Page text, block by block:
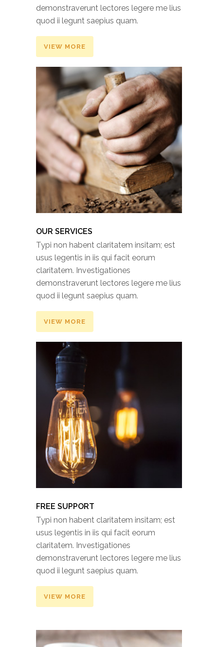
demonstraverunt lectores legere me lius
quod ii legunt saepius quam.
VIEW MORE
OUR SERVICES
Typi non habent claritatem insitam; est
usus legentis in iis qui facit eorum
claritatem. Investigationes
demonstraverunt lectores legere me lius
quod ii legunt saepius quam.
VIEW MORE
FREE SUPPORT
Typi non habent claritatem insitam; est
usus legentis in iis qui facit eorum
claritatem. Investigationes
demonstraverunt lectores legere me lius
quod ii legunt saepius quam.
VIEW MORE